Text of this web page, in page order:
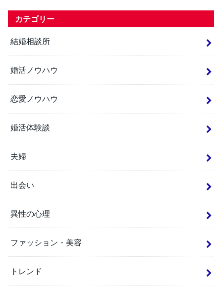
カテゴリー
結婚相談所
婚活ノウハウ
恋愛ノウハウ
婚活体験談
夫婦
出会い
異性の心理
ファッション・美容
トレンド